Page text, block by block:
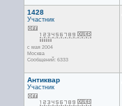
1428
Участник
с мая 2004
Москва
Сообщений: 6333
Антиквар
Участник